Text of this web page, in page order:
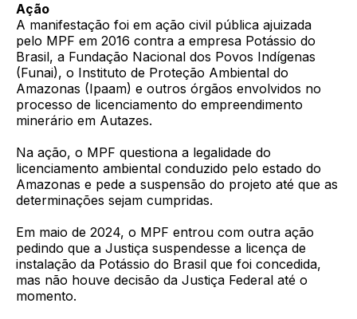
Ação
A manifestação foi em ação civil pública ajuizada
pelo MPF em 2016 contra a empresa Potássio do
Brasil, a Fundação Nacional dos Povos Indígenas
(Funai), o Instituto de Proteção Ambiental do
Amazonas (Ipaam) e outros órgãos envolvidos no
processo de licenciamento do empreendimento
minerário em Autazes.
Na ação, o MPF questiona a legalidade do
licenciamento ambiental conduzido pelo estado do
Amazonas e pede a suspensão do projeto até que as
determinações sejam cumpridas.
Em maio de 2024, o MPF entrou com outra ação
pedindo que a Justiça suspendesse a licença de
instalação da Potássio do Brasil que foi concedida,
mas não houve decisão da Justiça Federal até o
momento.